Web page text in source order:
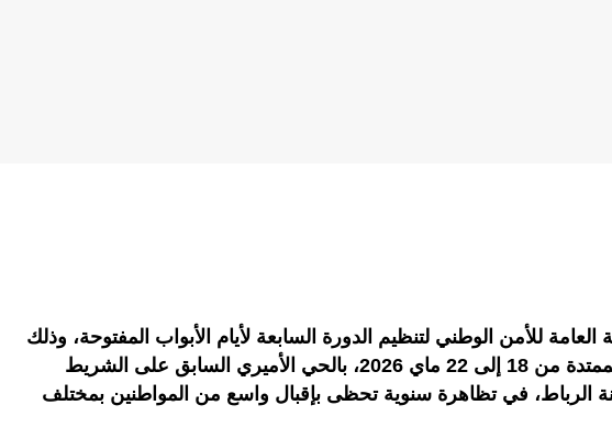
العامة للأمن الوطني لتنظيم الدورة السابعة لأيام الأبواب المفتوحة، وذلك
خلال الفترة الممتدة من 18 إلى 22 ماي 2026، بالحي الأميري السابق على الشريط
الرباط، في تظاهرة سنوية تحظى بإقبال واسع من المواطنين بمختلف